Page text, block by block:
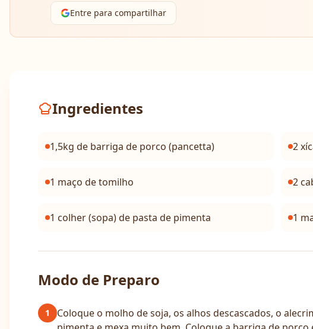
Entre para compartilhar
Ingredientes
1,5kg de barriga de porco (pancetta) 2
1 maço de tomilho 2
1 colher (sopa) de pasta de pimenta 1
Modo de Preparo
1
Coloque o molho de soja, os alhos descascados, o